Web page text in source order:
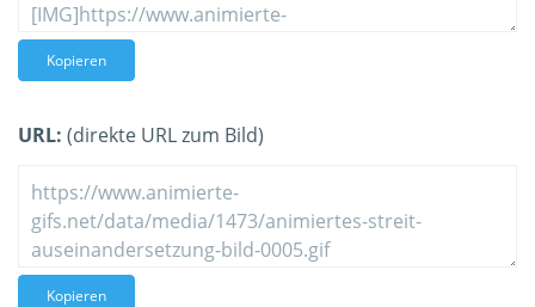
Kopieren
URL: (direkte URL zum Bild)
Kopieren